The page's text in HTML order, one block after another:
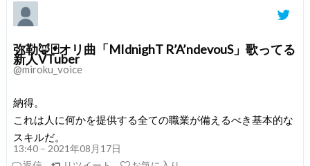
弥勒🦊🃏オリ曲「MIdnighT R’A’ndevouS」歌ってる
新人VTuber
@miroku_voice
納得。
これは人に何かを提供する全ての職業が備えるべき基本的な
スキルだ。
13:40 – 2021年08月17日